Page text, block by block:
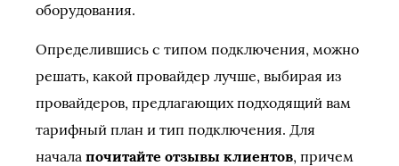
оборудования.
Определившись с типом подключения, можно
решать, какой провайдер лучше, выбирая из
провайдеров, предлагающих подходящий вам
тарифный план и тип подключения. Для
начала почитайте отзывы клиентов, причем